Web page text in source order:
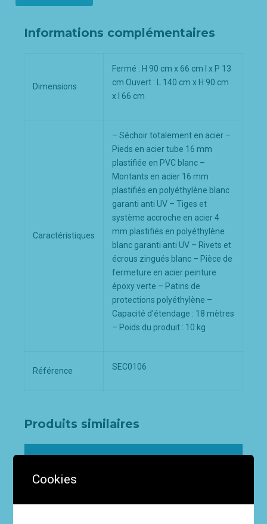
Informations complémentaires
Dimensions
Fermé : H 90 cm x 66 cm l x P 13
cm Ouvert : L 140 cm x H 90 cm
x l 66 cm
Caractéristiques
– Séchoir totalement en acier –
Pieds en acier tube 16 mm
plastifiée en PVC blanc –
Montants en acier 16 mm
plastifiés en polyéthylène blanc
garanti anti UV – Tiges et
système accroche en acier 4
mm plastifiés en polyéthylène
blanc garanti anti UV – Rivets et
écrous zingués blanc – Pièce de
fermeture en acier peinture
époxy verte – Patins de
protections polyéthylène –
Capacité d'étendage : 18 mètres
– Poids du produit : 10 kg
Référence SEC0106
Produits similaires
Cookies